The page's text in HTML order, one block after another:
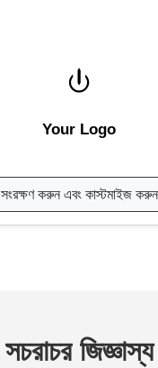
Your Logo
সংরক্ষণ করুন এবং কাস্টমাইজ করুন
সচরাচর জিজ্ঞাস্য